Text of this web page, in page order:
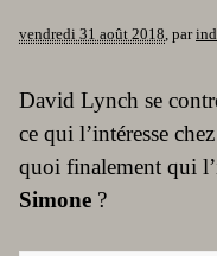
vendredi 31 août 2018, par
David Lynch se
ce qui l’intéresse chez
quoi finalement qui
Simone ?